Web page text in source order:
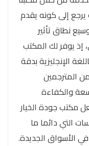
يرجع إلى كونه يقدم
نطاق تأثير
إذ يوفر لك المكتب
الإنجليزية بدقة
المترجمين
والكفاءة
مكتب جودة الخيار
التي دائما ما
الأسواق الجديدة.